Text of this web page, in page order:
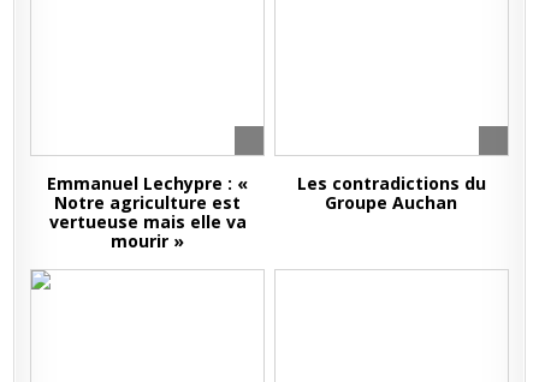
Emmanuel Lechypre : «
Notre agriculture est
vertueuse mais elle va
mourir »
Les contradictions du
Groupe Auchan